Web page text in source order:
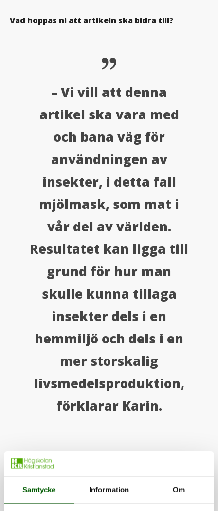
Samtycke Information Om
Vad hoppas ni att artikeln ska bidra till?
– Vi vill att denna
artikel ska vara med
och bana väg för
användningen av
insekter, i detta fall
mjölmask, som mat i
vår del av världen.
Resultatet kan ligga till
grund för hur man
skulle kunna tillaga
insekter dels i en
hemmiljö och dels i en
mer storskalig
livsmedelsproduktion,
förklarar Karin.
forskningsbakgrunder?